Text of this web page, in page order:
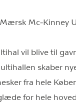
Mc-Kinney
vil blive til
skaber
fra hele
for hele